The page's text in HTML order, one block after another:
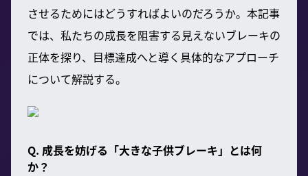
させるためにはどうすればよいのだろうか。本記事
では、私たちの成長を阻害する見えないブレーキの
正体を探り、目標達成へと導く具体的なアプローチ
について解説する。
Q. 成長を妨げる「大きな子供ブレーキ」とは何
か？